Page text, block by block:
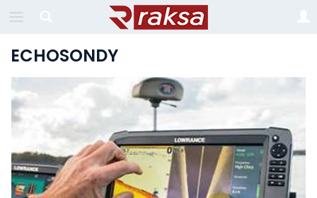
ECHOSONDY